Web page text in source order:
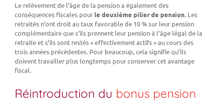
Le relèvement de l’âge de la pension a également des
conséquences fiscales pour le deuxième pilier de pension. Les
retraités n’ont droit au taux favorable de 10 % sur leur pension
complémentaire que s’ils prennent leur pension à l’âge légal de la
retraite et s’ils sont restés « effectivement actifs » au cours des
trois années précédentes. Pour beaucoup, cela signifie qu’ils
doivent travailler plus longtemps pour conserver cet avantage
fiscal.
Réintroduction du bonus pension